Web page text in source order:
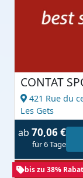
CONTAT
421 Rue du
Les Gets
ab 70,06 €
für 6 Tage
bis zu 38%